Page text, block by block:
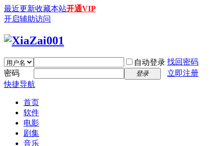
最近更新收藏本站开通VIP
开启辅助访问
自动登录 找回密码
密码
登录
立即注册
快捷导航
首页
软件
电影
剧集
音乐